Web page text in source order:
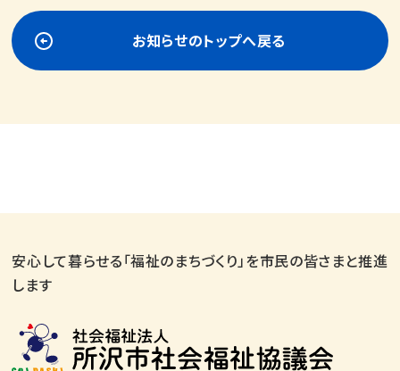
お知らせのトップへ戻る
安心して暮らせる「福祉のまちづくり」を市民の皆さまと推進
します